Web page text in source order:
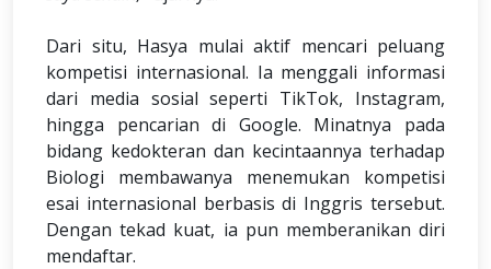
Dari situ, Hasya mulai aktif mencari peluang
kompetisi internasional. Ia menggali informasi
dari media sosial seperti TikTok, Instagram,
hingga pencarian di Google. Minatnya pada
bidang kedokteran dan kecintaannya terhadap
Biologi membawanya menemukan kompetisi
esai internasional berbasis di Inggris tersebut.
Dengan tekad kuat, ia pun memberanikan diri
mendaftar.